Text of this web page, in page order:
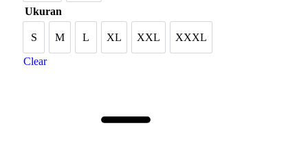
Ukuran
S
S M
M L
L XL
XL XXL
XXL XXXL
XXXL
Clear